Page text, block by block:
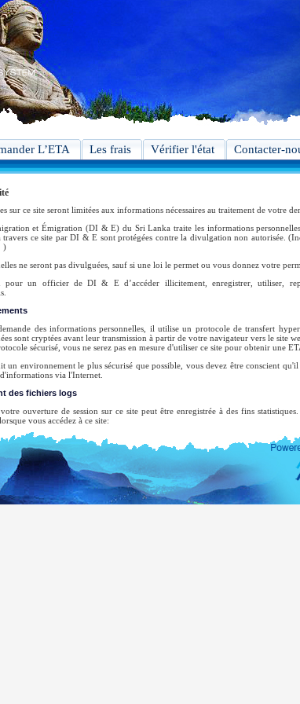
L’ETA Les frais Vérifier l'état Contacter-
sur ce site seront limitées aux informations nécessaires au traitement de votre
et Émigration (DI & E) du Sri Lanka traite les informations
travers ce site par DI & E sont protégées contre la divulgation non autorisée.
)
ne seront pas divulguées, sauf si une loi le permet ou vous donnez votre
pour un officier de DI & E d’accéder illicitement, enregistrer, utiliser,
des informations personnelles, il utilise un protocole de transfert
sont cryptées avant leur transmission à partir de votre navigateur vers le site
sécurisé, vous ne serez pas en mesure d'utiliser ce site pour obtenir une
environnement le plus sécurisé que possible, vous devez être conscient qu'il
via l'Internet.
des fichiers logs
ouverture de session sur ce site peut être enregistrée à des fins
vous accédez à ce site:
de premier niveau ;
;
visite du site ;